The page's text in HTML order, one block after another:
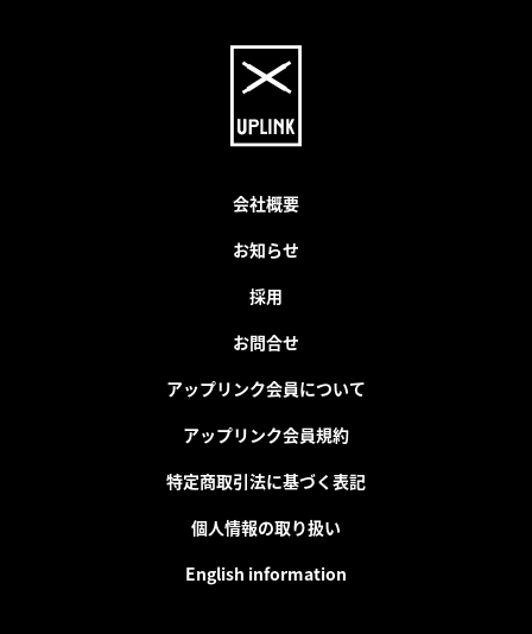
会社概要
お知らせ
採用
お問合せ
アップリンク会員について
アップリンク会員規約
特定商取引法に基づく表記
個人情報の取り扱い
English information